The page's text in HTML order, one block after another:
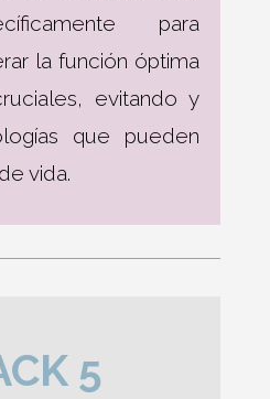
para
la función óptima
evitando y
que pueden
vida.
5